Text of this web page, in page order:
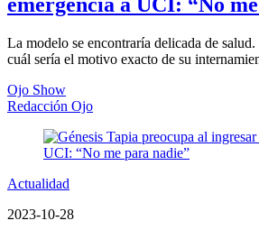
La modelo se encontraría delicada de
cuál sería el motivo exacto de su
Ojo Show
Redacción Ojo
Actualidad
2023-10-28